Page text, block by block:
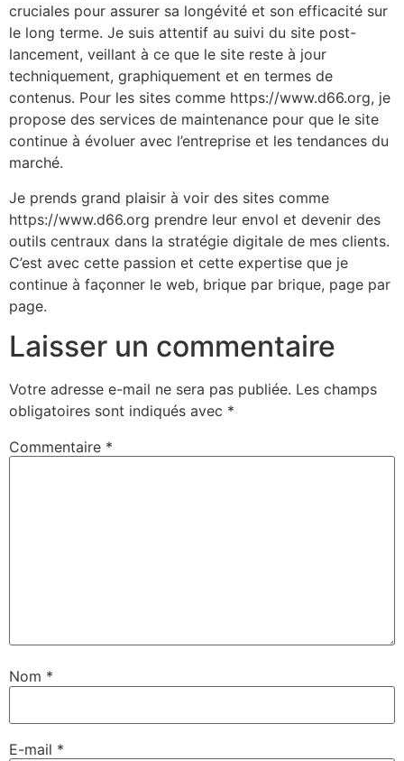
cruciales pour assurer sa longévité et son efficacité sur
le long terme. Je suis attentif au suivi du site post-
lancement, veillant à ce que le site reste à jour
techniquement, graphiquement et en termes de
contenus. Pour les sites comme https://www.d66.org, je
propose des services de maintenance pour que le site
continue à évoluer avec l’entreprise et les tendances du
marché.
Je prends grand plaisir à voir des sites comme
https://www.d66.org prendre leur envol et devenir des
outils centraux dans la stratégie digitale de mes clients.
C’est avec cette passion et cette expertise que je
continue à façonner le web, brique par brique, page par
page.
Laisser un commentaire
Votre adresse e-mail ne sera pas publiée. Les champs
obligatoires sont indiqués avec *
Commentaire *
Nom *
E-mail *